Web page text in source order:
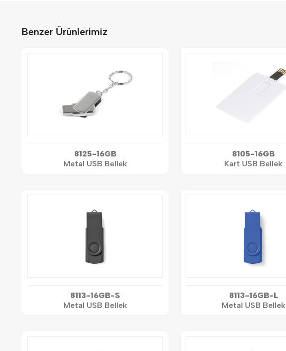
Benzer Ürünlerimiz
8125-16GB
Metal USB Bellek
8105-16GB
Kart USB Bellek
8113-16GB-S
Metal USB Bellek
8113-16GB-L
Metal USB Bellek